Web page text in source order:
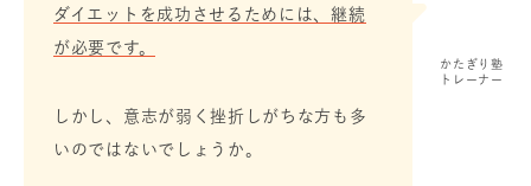
かたぎり塾
トレーナー
ダイエットを成功させるためには、継続
が必要です。
しかし、意志が弱く挫折しがちな方も多
いのではないでしょうか。